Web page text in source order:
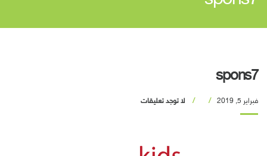
spons7
فبراير 5, 2019 لا توجد تعليقات